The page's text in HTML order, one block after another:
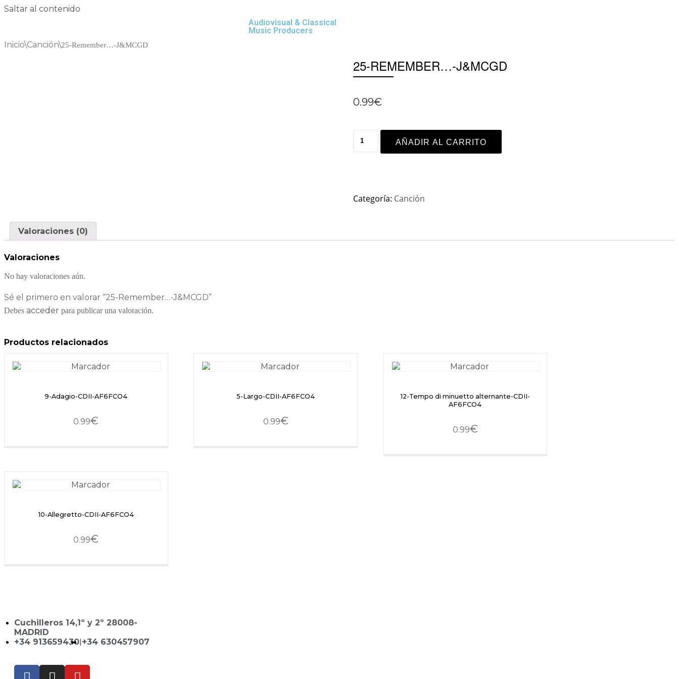
Saltar al contenido
Audiovisual & Classical
Music Producers
Inicio\Canción\25-Remember…-J&MCGD
25-REMEMBER…-J&MCGD
0.99€
AÑADIR AL CARRITO
Categoría: Canción
Valoraciones (0)
Valoraciones
No hay valoraciones aún.
Sé el primero en valorar “25-Remember…-J&MCGD”
Debes acceder para publicar una valoración.
Productos relacionados
9-Adagio-CDII-AF6FCO4
0.99€
5-Largo-CDII-AF6FCO4
0.99€
12-Tempo di minuetto alternante-CDII-
AF6FCO4
0.99€
10-Allegretto-CDII-AF6FCO4
0.99€
Cuchilleros 14,1º y 2º 28008-
MADRID
+34 913659430|+34 630457907